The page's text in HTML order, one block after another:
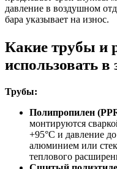
давление в воздушном
бара указывает на износ.
Какие трубы и
использовать
Трубы:
Полипропилен
монтируются
+95°C и давление
алюминием или
теплового